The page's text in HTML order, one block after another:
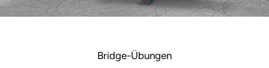
Bridge-Übungen